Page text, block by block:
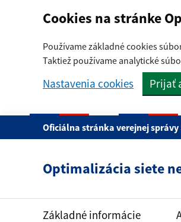
Preskočiť na hlavný obsah
Cookies na stránke
Používame základné cookies
Taktiež používame analytické
Nastavenia cookies Prijať
Oficiálna stránka verejnej správy
Optimalizácia siete
Základné informácie